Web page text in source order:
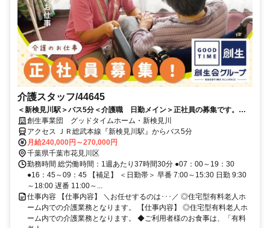
介護スタッフ/44645
＜新検見川駅＞バス5分＜介護職 日勤メイン＞正社員の募集です。日
勤メインで働けます
創生事業団 グッドタイムホーム・新検見川
アクセス ＪＲ総武本線『新検見川駅』からバス5分
月給240,000円～270,000円
千葉県千葉市花見川区
勤務時間 総労働時間：1週あたり37時間30分 ●07：00～19：30
●16：45～09：45 【補足】 ＜日勤帯＞ 早番 7:00～15:30 日勤 9:30
～18:00 遅番 11:00～...
仕事内容 【仕事内容】 ＼お任せするのは･･･／ ◎住宅型有料老人ホ
ーム内での介護業務となります。 【仕事内容】 ◎住宅型有料老人ホ
ーム内での介護業務となります。 ◆ご利用者様のお食事は、「有料